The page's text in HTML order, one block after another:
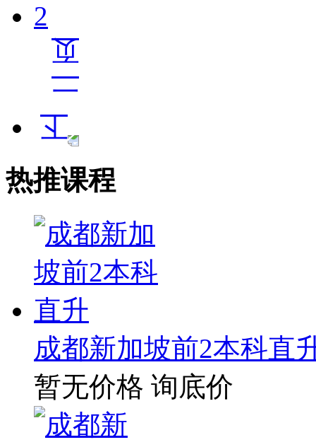
2
热推课程
成都新加坡前2本科直
暂无价格 询底价